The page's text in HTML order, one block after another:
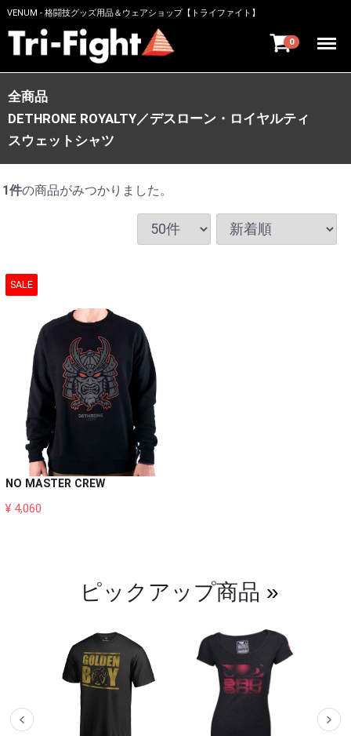
VENUM - 格闘技グッズ用品＆ウェアショップ【トライファイト】
0 Menu
全商品
DETHRONE ROYALTY／デスローン・ロイヤルティ
スウェットシャツ
1件の商品がみつかりました。
SALE
NO MASTER CREW
¥ 4,060
ピックアップ商品 »